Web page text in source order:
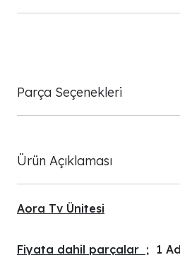
Parça Seçenekleri
Ürün Açıklaması
Aora Tv Ünitesi
Fiyata dahil parçalar ; 1